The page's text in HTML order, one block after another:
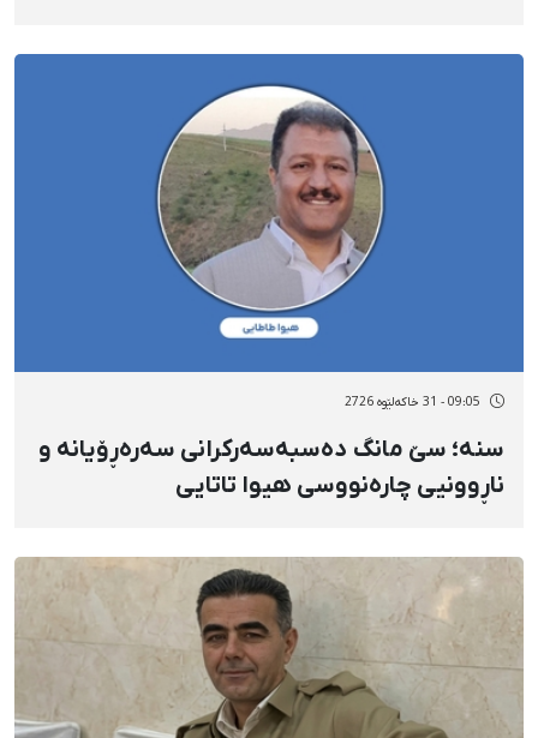
09:05 - 31 خاکەلێوه 2726
سنه؛ سێ مانگ دەسبەسەرکرانی سەرەڕۆیانە و
ناڕوونیی چارەنووسی هیوا تاتایی